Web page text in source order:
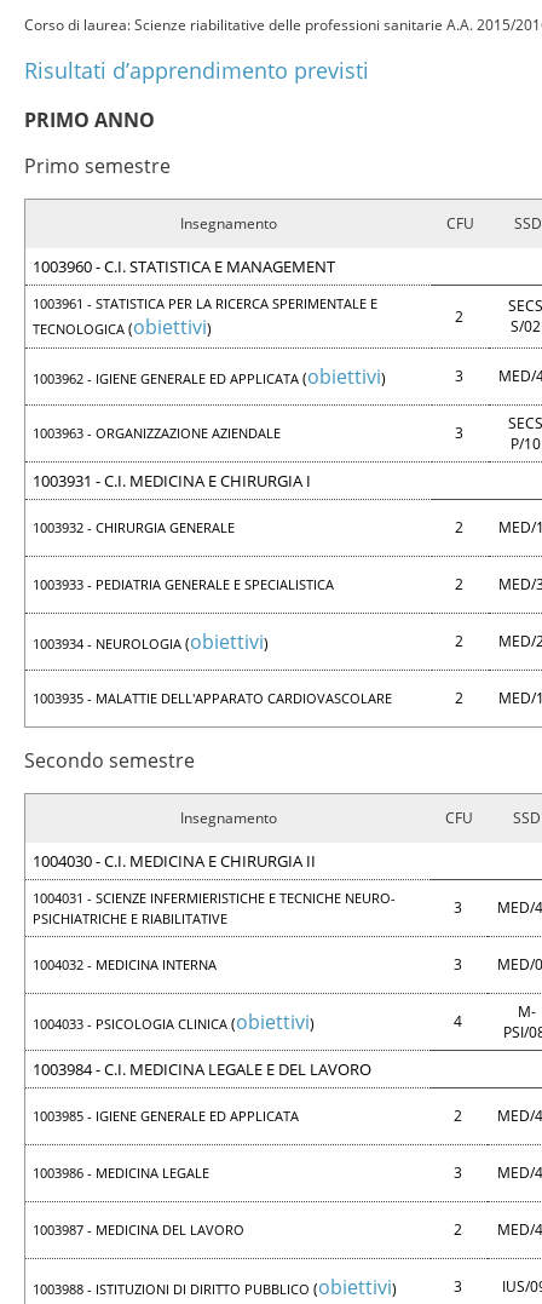
Corso di laurea: Scienze riabilitative delle professioni sanitarie A.A. 2015/
Risultati d’apprendimento previsti
PRIMO ANNO
Primo semestre
Insegnamento CFU SSD
1003960 - C.I. STATISTICA E MANAGEMENT
1003961 - STATISTICA PER LA RICERCA SPERIMENTALE E
TECNOLOGICA (obiettivi)
2
S/
1003962 - IGIENE GENERALE ED APPLICATA (obiettivi) 3
1003963 - ORGANIZZAZIONE AZIENDALE 3
P/
1003931 - C.I. MEDICINA E CHIRURGIA I
1003932 - CHIRURGIA GENERALE 2
1003933 - PEDIATRIA GENERALE E SPECIALISTICA 2
1003934 - NEUROLOGIA (obiettivi) 2
1003935 - MALATTIE DELL'APPARATO CARDIOVASCOLARE 2
Secondo semestre
Insegnamento CFU SSD
1004030 - C.I. MEDICINA E CHIRURGIA II
1004031 - SCIENZE INFERMIERISTICHE E TECNICHE NEURO-
PSICHIATRICHE E RIABILITATIVE
3 MED/
1004032 - MEDICINA INTERNA 3 MED/
1004033 - PSICOLOGIA CLINICA (obiettivi) 4
M-
PSI/
1003984 - C.I. MEDICINA LEGALE E DEL LAVORO
1003985 - IGIENE GENERALE ED APPLICATA 2 MED/
1003986 - MEDICINA LEGALE 3 MED/
1003987 - MEDICINA DEL LAVORO 2 MED/
1003988 - ISTITUZIONI DI DIRITTO PUBBLICO (obiettivi) 3 IUS/